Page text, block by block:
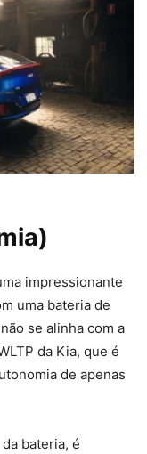
impressionante
uma bateria de
se alinha com a
da Kia, que é
de apenas
bateria, é